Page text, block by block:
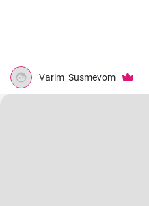
Varim_Susmevom